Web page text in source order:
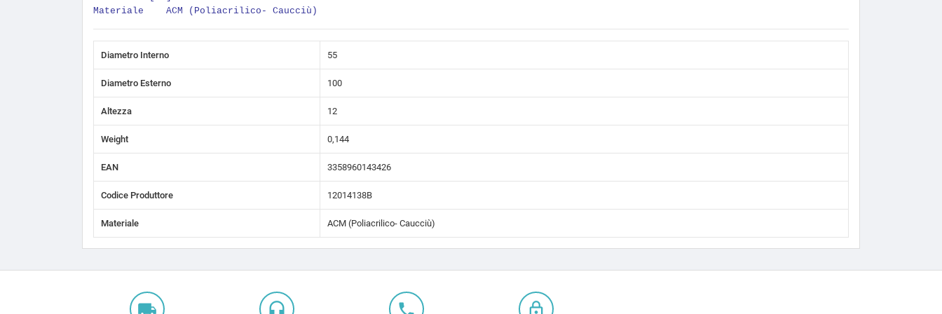
Materiale ACM (Poliacrilico- Caucciù)
Diametro Interno 55
Diametro Esterno 100
Altezza 12
Weight 0,144
EAN 3358960143426
Codice Produttore 12014138B
Materiale ACM (Poliacrilico- Caucciù)
local_shipping headset_mic local_phone lock_outline